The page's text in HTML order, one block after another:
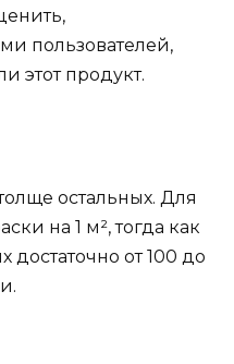
пользователей,
этот продукт.
остальных. Для
на 1 м², тогда как
достаточно от 100 до